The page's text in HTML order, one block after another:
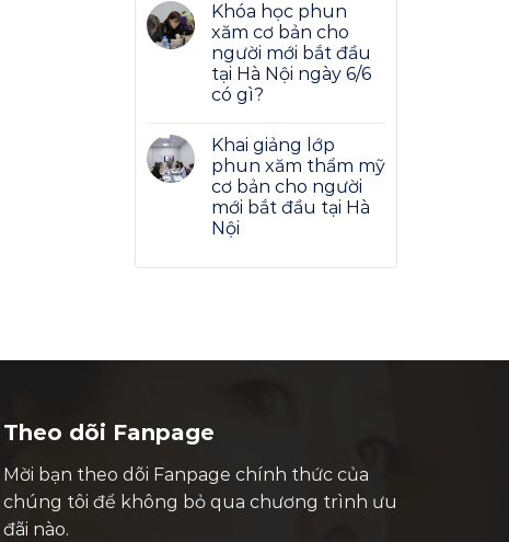
Khóa học phun
xăm cơ bản cho
người mới bắt đầu
tại Hà Nội ngày 6/6
có gì?
Khai giảng lớp
phun xăm thẩm mỹ
cơ bản cho người
mới bắt đầu tại Hà
Nội
Theo dõi Fanpage
Mời bạn theo dõi Fanpage chính thức của
chúng tôi để không bỏ qua chương trình ưu
đãi nào.